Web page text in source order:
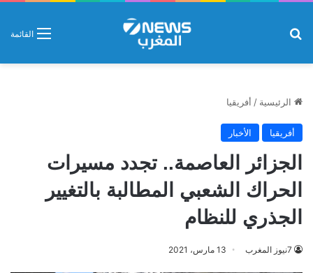
القائمة
الرئيسية / أفريقيا
أفريقيا الأخبار
الجزائر العاصمة.. تجدد مسيرات
الحراك الشعبي المطالبة بالتغيير
الجذري للنظام
7نيوز المغرب 13 مارس، 2021